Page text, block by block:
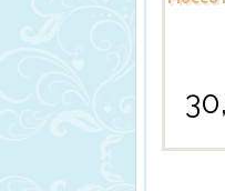
prodotto